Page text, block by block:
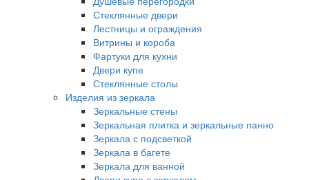
Стеклянные двери
Лестницы и ограждения
Витрины и короба
Фартуки для кухни
Двери купе
Стеклянные столы
Изделия из зеркала
Зеркальные стены
Зеркальная плитка и зеркальные панно
Зеркала с подсветкой
Зеркала в багете
Зеркала для ванной